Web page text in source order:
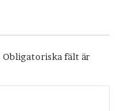
Obligatoriska fält är